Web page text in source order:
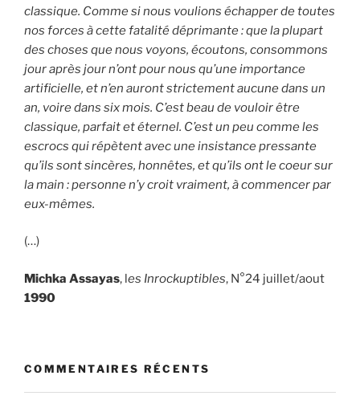
classique. Comme si nous voulions échapper de toutes
nos forces à cette fatalité déprimante : que la plupart
des choses que nous voyons, écoutons, consommons
jour après jour n’ont pour nous qu’une importance
artificielle, et n’en auront strictement aucune dans un
an, voire dans six mois. C’est beau de vouloir être
classique, parfait et éternel. C’est un peu comme les
escrocs qui répètent avec une insistance pressante
qu’ils sont sincères, honnêtes, et qu’ils ont le coeur sur
la main : personne n’y croit vraiment, à commencer par
eux-mêmes.
(…)
Michka Assayas, les Inrockuptibles, N°24 juillet/aout
1990
COMMENTAIRES RÉCENTS